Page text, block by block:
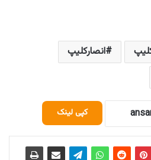
انصارکلیپ
کپی لینک